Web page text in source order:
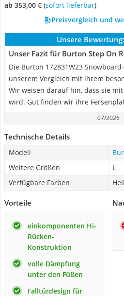
ab 353,00 € ( Sofort lieferbar)
Preisvergleich und
Unsere Bewertung:
Unser Fazit für Burton Step On
Die Burton 172831W23
unserem Vergleich mit ihrem
Wir weisen darauf hin, dass sie
wird. Gut finden wir ihre
07/2026
Technische Details
Modell
Weitere Größen
L
Verfügbare Farben
Vorteile
einkomponenten Hi-
Rücken-
Konstruktion
volle Dämpfung
unter den Füßen
Falltürdesign für